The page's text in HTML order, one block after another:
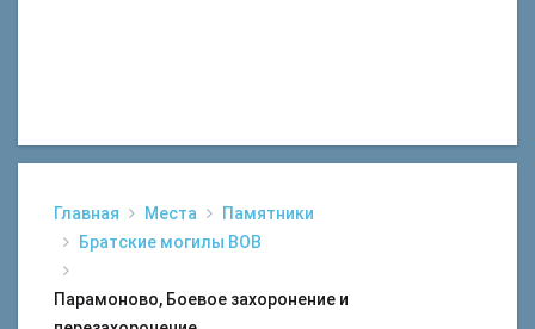
Главная Места
Памятники
Братские могилы ВОВ
Парамоново, Боевое захоронение и